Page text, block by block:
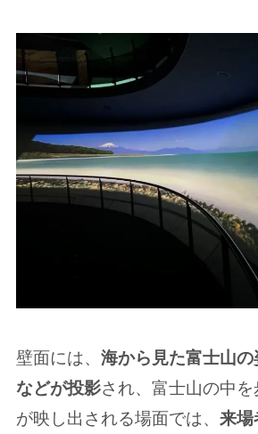
壁面には、 海から見た富士山
などが投影され、富士山の中
が映し出される場面では、 来